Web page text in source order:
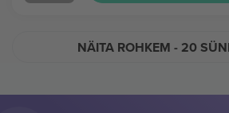
NÄITA ROHKEM - 20